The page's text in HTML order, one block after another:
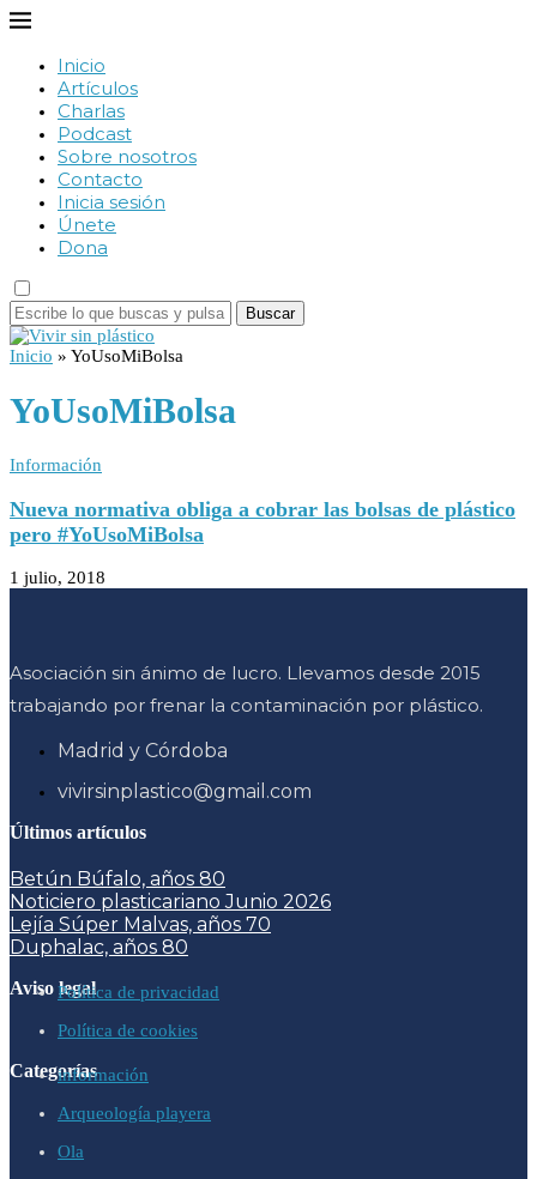
Inicio
Artículos
Charlas
Podcast
Sobre nosotros
Contacto
Inicia sesión
Únete
Dona
Buscar
Inicio » YoUsoMiBolsa
YoUsoMiBolsa
Información
Nueva normativa obliga a cobrar las bolsas de plástico
pero #YoUsoMiBolsa
1 julio, 2018
Asociación sin ánimo de lucro. Llevamos desde 2015
trabajando por frenar la contaminación por plástico.
Madrid y Córdoba
vivirsinplastico@gmail.com
Últimos artículos
Betún Búfalo, años 80
Noticiero plasticariano Junio 2026
Lejía Súper Malvas, años 70
Duphalac, años 80
Aviso legalPolítica de privacidad
Política de cookies
Categoríasinformación
Arqueología playera
Ola